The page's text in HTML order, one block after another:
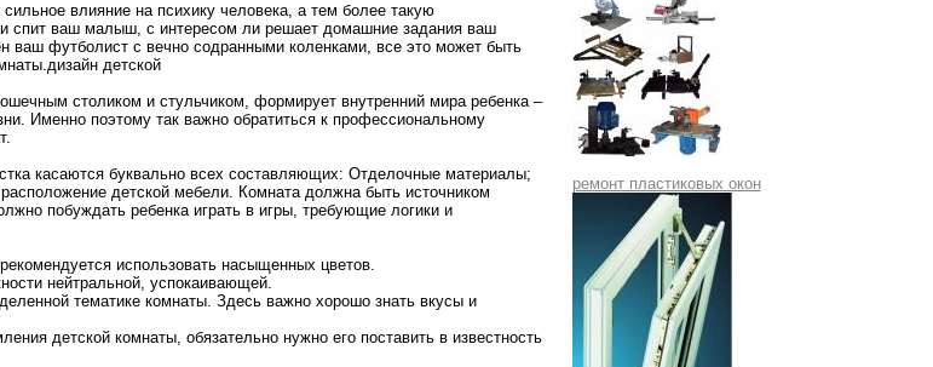
влияние на психику человека, а тем более такую
спит ваш малыш, с интересом ли решает домашние задания ваш
ваш футболист с вечно содранными коленками, все это может быть
детской
столиком и стульчиком, формирует внутренний мира ребенка –
Именно поэтому так важно обратиться к профессиональному
касаются буквально всех составляющих: Отделочные материалы;
детской мебели. Комната должна быть источником
побуждать ребенка играть в игры, требующие логики и
использовать насыщенных цветов.
нейтральной, успокаивающей.
тематике комнаты. Здесь важно хорошо знать вкусы и
детской комнаты, обязательно нужно его поставить в известность
ремонт пластиковых окон